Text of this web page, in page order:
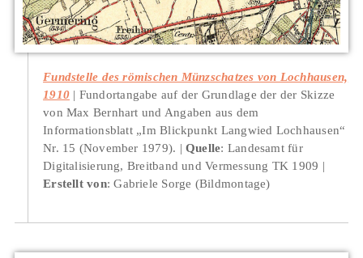
Fundstelle des römischen Münzschatzes von Lochhausen,
1910
Fundortangabe auf der Grundlage der der Skizze
von Max Bernhart und Angaben aus dem
Informationsblatt „Im Blickpunkt Langwied Lochhausen“
Nr. 15 (November 1979).
Quelle: Landesamt für
Digitalisierung, Breitband und Vermessung TK 1909
Erstellt von: Gabriele Sorge (Bildmontage)